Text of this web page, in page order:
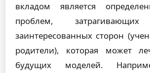
вкладом является
проблем, затрагивающих
заинтересованных сторон
родители), которая может
будущих моделей.